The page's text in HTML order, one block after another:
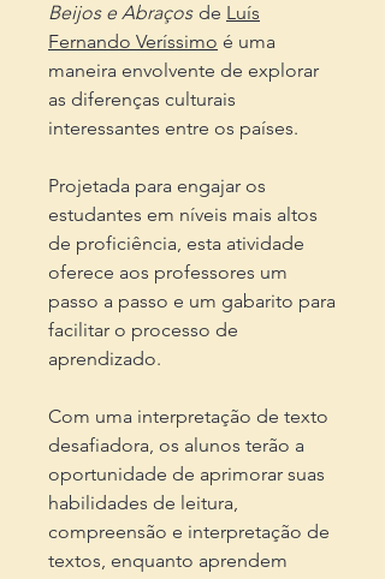
Beijos e Abraços de Luís
Fernando Veríssimo é uma
maneira envolvente de explorar
as diferenças culturais
interessantes entre os países.
Projetada para engajar os
estudantes em níveis mais altos
de proficiência, esta atividade
oferece aos professores um
passo a passo e um gabarito para
facilitar o processo de
aprendizado.
Com uma interpretação de texto
desafiadora, os alunos terão a
oportunidade de aprimorar suas
habilidades de leitura,
compreensão e interpretação de
textos, enquanto aprendem